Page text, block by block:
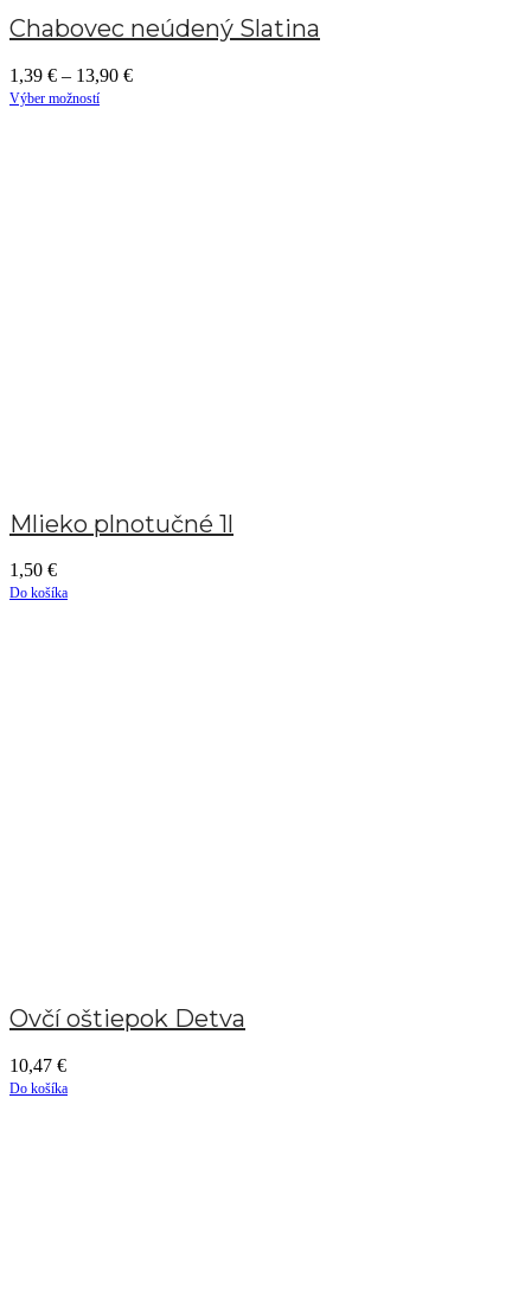
Chabovec neúdený Slatina
1,39 € – 13,90 €
Výber možností
Mlieko plnotučné 1l
1,50 €
Do košíka
Ovčí oštiepok Detva
10,47 €
Do košíka